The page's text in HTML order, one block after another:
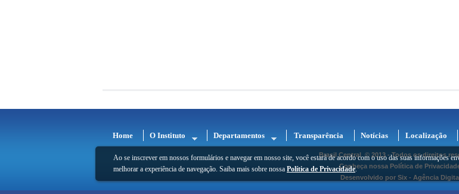
Ao se inscrever em nossos formulários e navegar em nosso site, você estará de acordo com o uso das suas informações
melhorar a experiência de navegação. Saiba mais sobre nossa Política de Privacidade.
Home O Instituto Departamentos Transparência Notícias Localização
Brasil Central © 2013 - Todos os direitos
Conheça nossa Política de
Desenvolvido por Six - Agência